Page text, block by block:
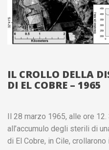
IL CROLLO DELLA
DI EL COBRE – 1965
Il 28 marzo 1965, alle ore 12.
all’accumulo degli sterili di
di El Cobre, in Cile, crollarono